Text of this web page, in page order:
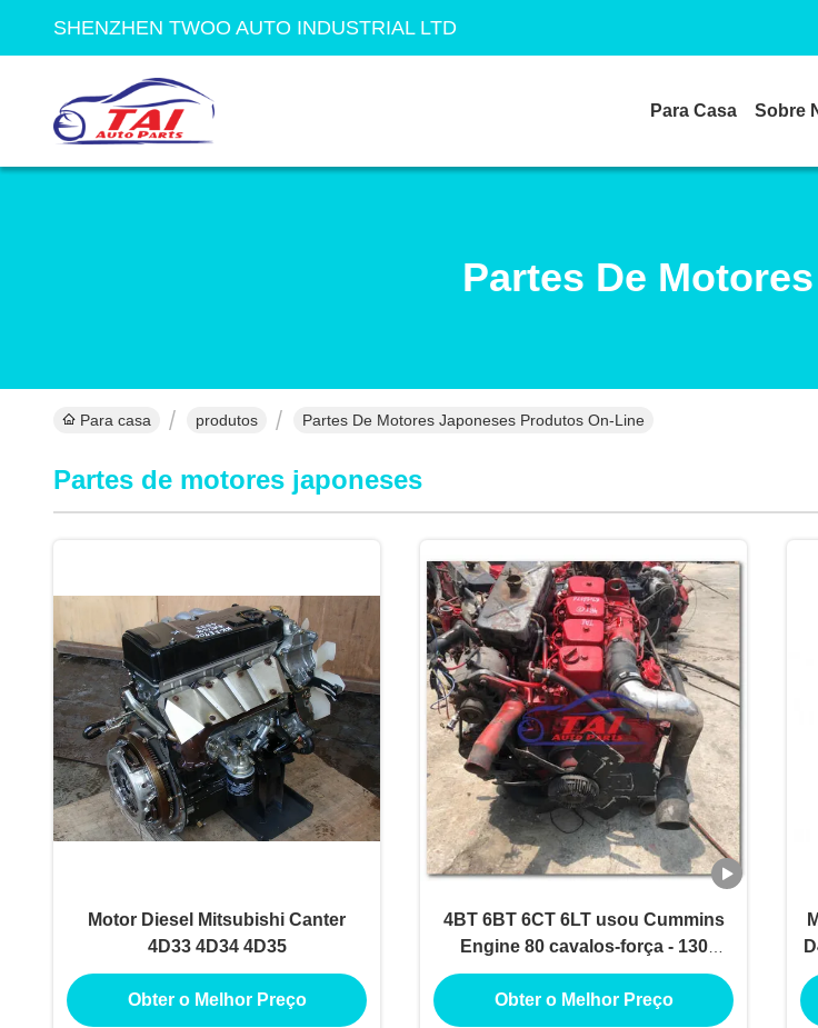
SHENZHEN TWOO AUTO INDUSTRIAL LTD
Para Casa Sobre
Partes De
Para casa produtos Partes De Motores Japoneses Produtos On-Line
Partes de motores japoneses
Motor Diesel Mitsubishi Canter
4D33 4D34 4D35
Obter o Melhor Preço
4BT 6BT 6CT 6LT usou Cummins
Engine 80 cavalos-força - 130
cavalos-força para o ônibus do
caminhão
Obter o Melhor Preço